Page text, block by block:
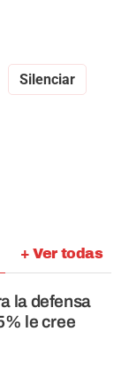
Silenciar
+ Ver todas
la defensa
le cree